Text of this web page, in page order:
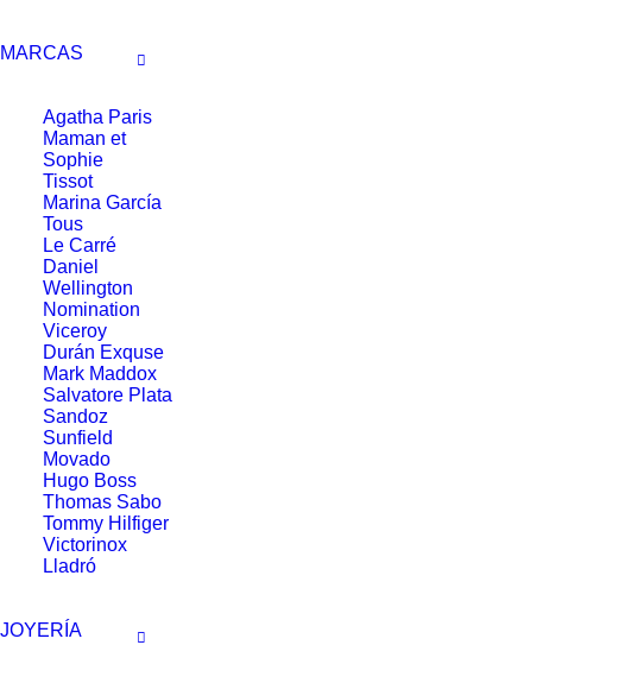
MARCAS
Agatha Paris
Maman et
Sophie
Tissot
Marina García
Tous
Le Carré
Daniel
Wellington
Nomination
Viceroy
Durán Exquse
Mark Maddox
Salvatore Plata
Sandoz
Sunfield
Movado
Hugo Boss
Thomas Sabo
Tommy Hilfiger
Victorinox
Lladró
JOYERÍA